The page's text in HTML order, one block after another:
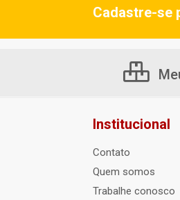
Cadastre-se
Institucional
Contato
Quem somos
Trabalhe conosco